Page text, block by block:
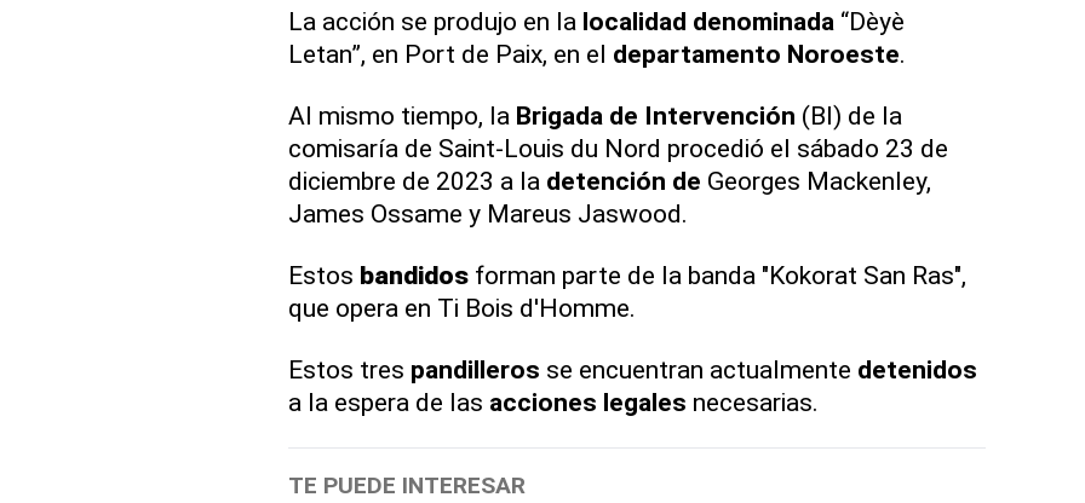
La acción se produjo en la localidad denominada “Dèyè
Letan”, en Port de Paix, en el departamento Noroeste.
Al mismo tiempo, la Brigada de Intervención (BI) de la
comisaría de Saint-Louis du Nord procedió el sábado 23 de
diciembre de 2023 a la detención de Georges Mackenley,
James Ossame y Mareus Jaswood.
Estos bandidosforman parte de la banda "Kokorat San Ras",
que opera en Ti Bois d'Homme.
Estos tres pandilleros se encuentran actualmente detenidos
a la espera de las acciones legales necesarias.
TE PUEDE INTERESAR